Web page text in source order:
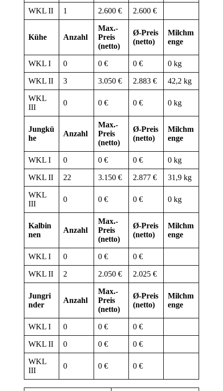
WKL II 1 2.600 € 2.600 €
Kühe Anzahl
Max.-
Preis
(netto)
Ø-Preis
(netto)
Milchm
enge
WKL I 0 0 € 0 € 0 kg
WKL II 3 3.050 € 2.883 € 42,2 kg
WKL
III
0 0 € 0 € 0 kg
Jungkü
he
Anzahl
Max.-
Preis
(netto)
Ø-Preis
(netto)
Milchm
enge
WKL I 0 0 € 0 € 0 kg
WKL II 22 3.150 € 2.877 € 31,9 kg
WKL
III
0 0 € 0 € 0 kg
Kalbin
nen
Anzahl
Max.-
Preis
(netto)
Ø-Preis
(netto)
Milchm
enge
WKL I 0 0 € 0 €
WKL II 2 2.050 € 2.025 €
Jungri
nder
Anzahl
Max.-
Preis
(netto)
Ø-Preis
(netto)
Milchm
enge
WKL I 0 0 € 0 €
WKL II 0 0 € 0 €
WKL
III
0 0 € 0 €